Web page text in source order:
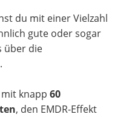
du mit einer Vielzahl
gute oder sogar
über die
knapp 60
, den EMDR-Effekt